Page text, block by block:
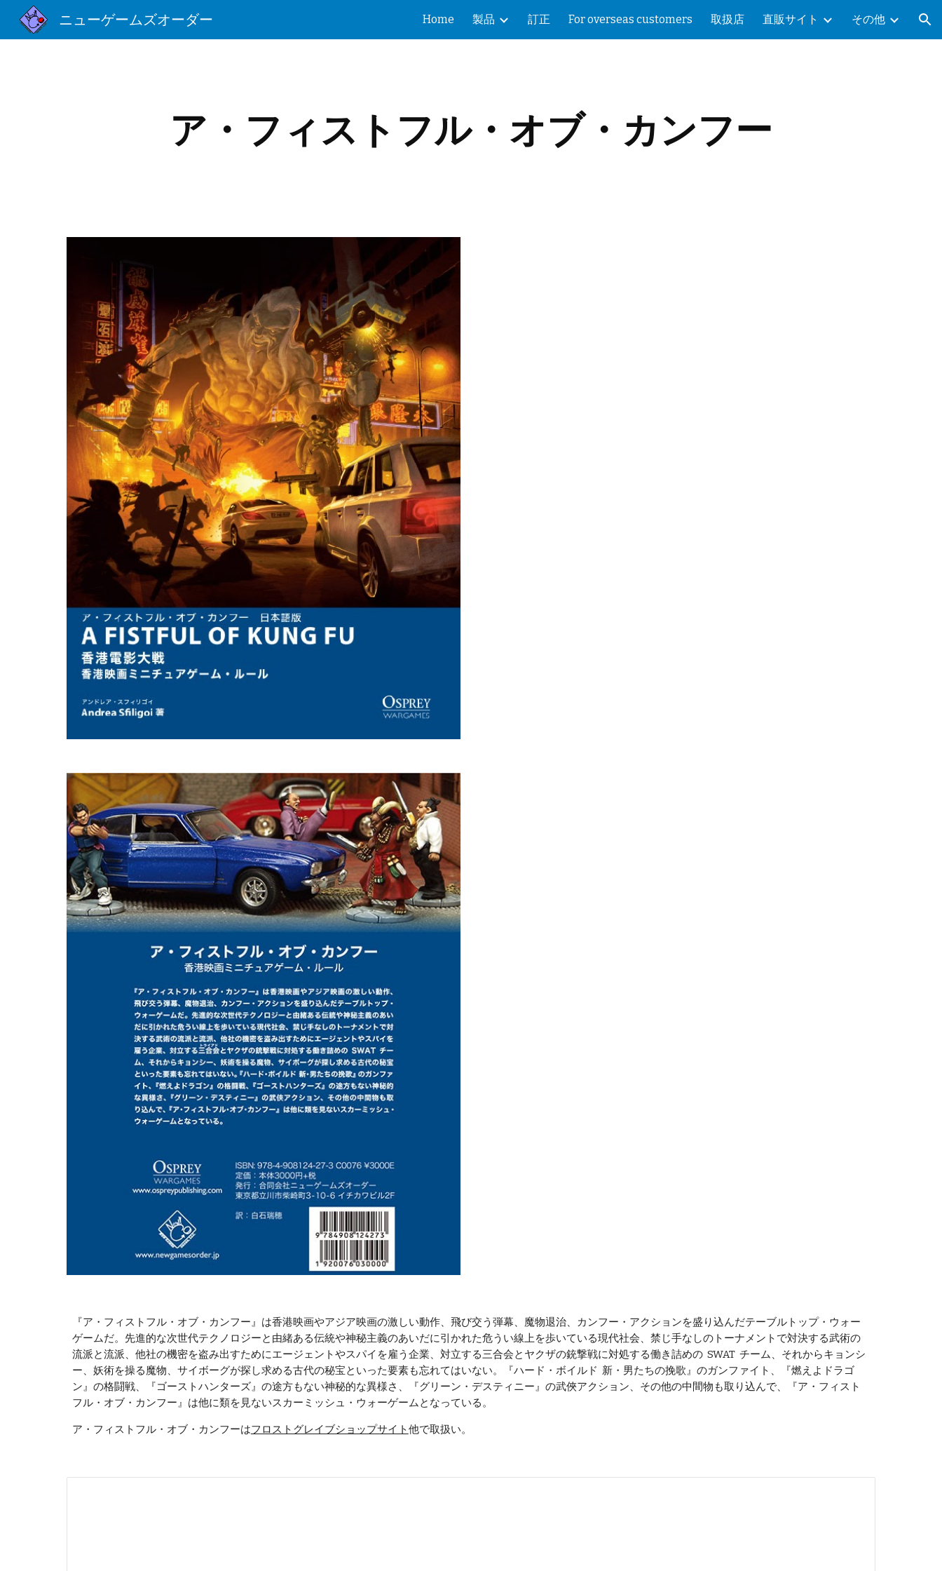
Skip to navigation
ニューゲームズオーダー Home 製品 訂正 For overseas customers 取扱店 直販サイト その他
ア・フィストフル・オブ・カンフー
『ア・フィストフル・オブ・カンフー』は香港映画やアジア映画の激しい動作、飛び交う弾幕、魔物退治、カンフー・アクションを盛り込んだテーブルトップ・ウォー
ゲームだ。先進的な次世代テクノロジーと由緒ある伝統や神秘主義のあいだに引かれた危うい線上を歩いている現代社会、禁じ手なしのトーナメントで対決する武術の
流派と流派、他社の機密を盗み出すためにエージェントやスパイを雇う企業、対立する三合会とヤクザの銃撃戦に対処する働き詰めの  SWAT  チーム、それからキョンシ
ー、妖術を操る魔物、サイボーグが探し求める古代の秘宝といった要素も忘れてはいない。『ハード・ボイルド  新・男たちの挽歌』のガンファイト、『燃えよドラゴ
ン』の格闘戦、『ゴーストハンターズ』の途方もない神秘的な異様さ、『グリーン・デスティニー』の武俠アクション、その他の中間物も取り込んで、『ア・フィスト
フル・オブ・カンフー』は他に類を見ないスカーミッシュ・ウォーゲームとなっている。
ア・フィストフル・オブ・カンフーはフロストグレイブショップサイト他で取扱い。